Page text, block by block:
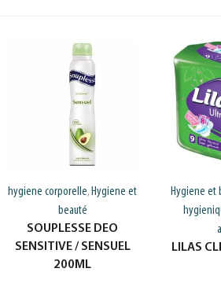
hygiene corporelle, Hygiene et
beauté
SOUPLESSE DEO
SENSITIVE / SENSUEL
200ML
Hygiene et
LILAS